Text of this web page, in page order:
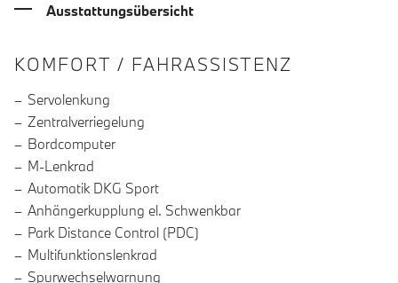
Ausstattungsübersicht
INFORMATIONEN ÜBER DIE
KOMFORT / FAHRASSISTENZ
Servolenkung
Zentralverriegelung
Bordcomputer
M-Lenkrad
Automatik DKG Sport
Anhängerkupplung el. Schwenkbar
Park Distance Control (PDC)
Multifunktionslenkrad
Spurwechselwarnung